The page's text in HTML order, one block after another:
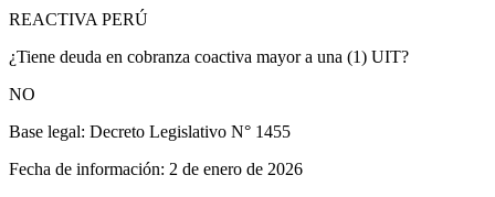
REACTIVA PERÚ
¿Tiene deuda en cobranza coactiva mayor a una (1) UIT?
NO
Base legal: Decreto Legislativo N° 1455
Fecha de información: 2 de enero de 2026